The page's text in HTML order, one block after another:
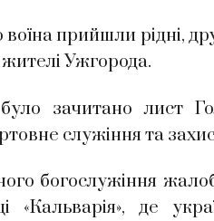
прийшли рідні,
Ужгорода.
зачитано лист
служіння та
богослужіння
де